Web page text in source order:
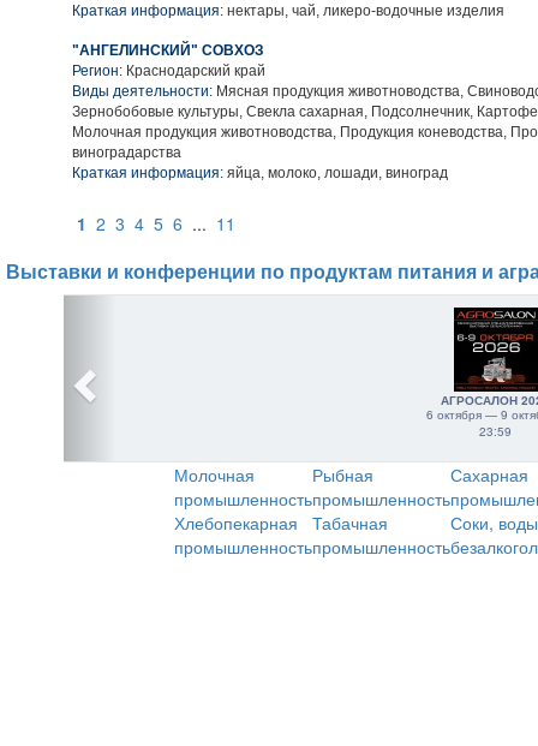
Краткая информация: нектары, чай, ликеро-водочные изделия
"АНГЕЛИНСКИЙ" СОВХОЗ
Регион: Краснодарский край
Виды деятельности: Мясная продукция животноводства,
Зернобобовые культуры, Свекла сахарная, Подсолнечник,
Молочная продукция животноводства, Продукция коневодства,
виноградарства
Краткая информация: яйца, молоко, лошади, виноград
1 2 3 4 5 6 ... 11
Выставки и конференции по продуктам питания и
АГРОСАЛОН
6 октября — 9
23:59
Молочная
промышленность
Рыбная
промышленность
Сахарная
Хлебопекарная
промышленность
Табачная
промышленность
Соки,